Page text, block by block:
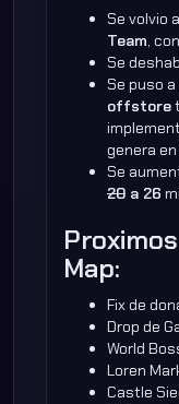
Se volvio
Team,
Se
Se puso
offstore
genera
Se
20 a 26
Map:
Fix de
Drop de
World
Loren
Castle